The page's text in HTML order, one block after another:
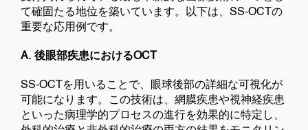
て確固たる地位を築いています。以下は、SS-OCTの
重要な応用例です。
A. 後眼部疾患におけるOCT
SS-OCTを用いることで、眼球後部の詳細な可視化が
可能になります。この技術は、網膜疾患や視神経疾患
といった病理学的プロセスの進行を効果的に特定し、